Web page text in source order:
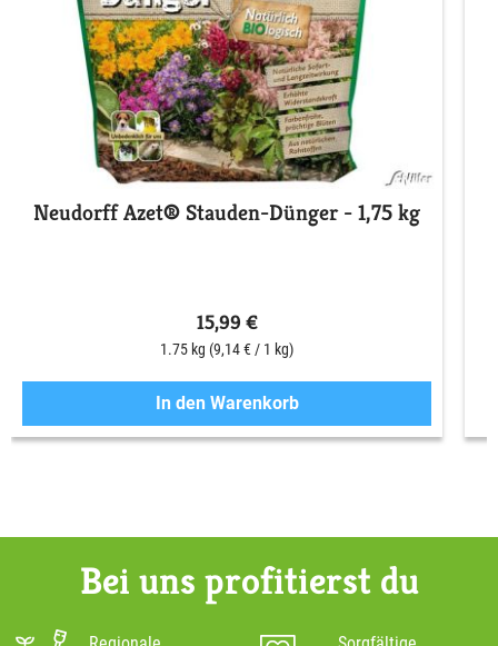
Neudorff Azet® Stauden-Dünger - 1,75 kg
15,99 €
1.75 kg (9,14 € / 1 kg)
In den Warenkorb
Bei uns profitierst du